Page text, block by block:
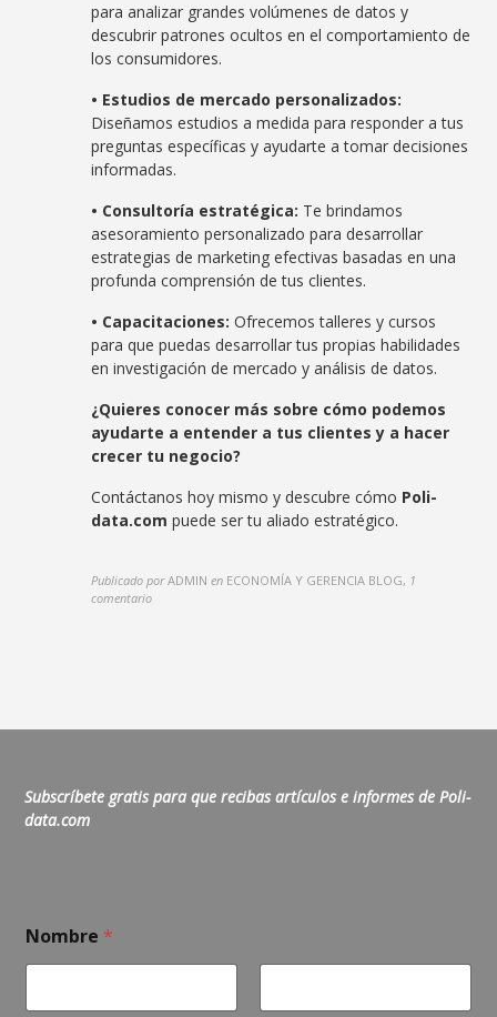
para analizar grandes volúmenes de datos y
descubrir patrones ocultos en el comportamiento de
los consumidores.
• Estudios de mercado personalizados:
Diseñamos estudios a medida para responder a tus
preguntas específicas y ayudarte a tomar decisiones
informadas.
• Consultoría estratégica: Te brindamos
asesoramiento personalizado para desarrollar
estrategias de marketing efectivas basadas en una
profunda comprensión de tus clientes.
• Capacitaciones:Ofrecemos talleres y cursos
para que puedas desarrollar tus propias habilidades
en investigación de mercado y análisis de datos.
¿Quieres conocer más sobre cómo podemos
ayudarte a entender a tus clientes y a hacer
crecer tu negocio?
Contáctanos hoy mismo y descubre cómo Poli-
data.com puede ser tu aliado estratégico.
Publicado por ADMIN en ECONOMÍA Y GERENCIA BLOG, 1
comentario
Subscríbete gratis para que recibas artículos e informes de Poli-
data.com
Nombre *